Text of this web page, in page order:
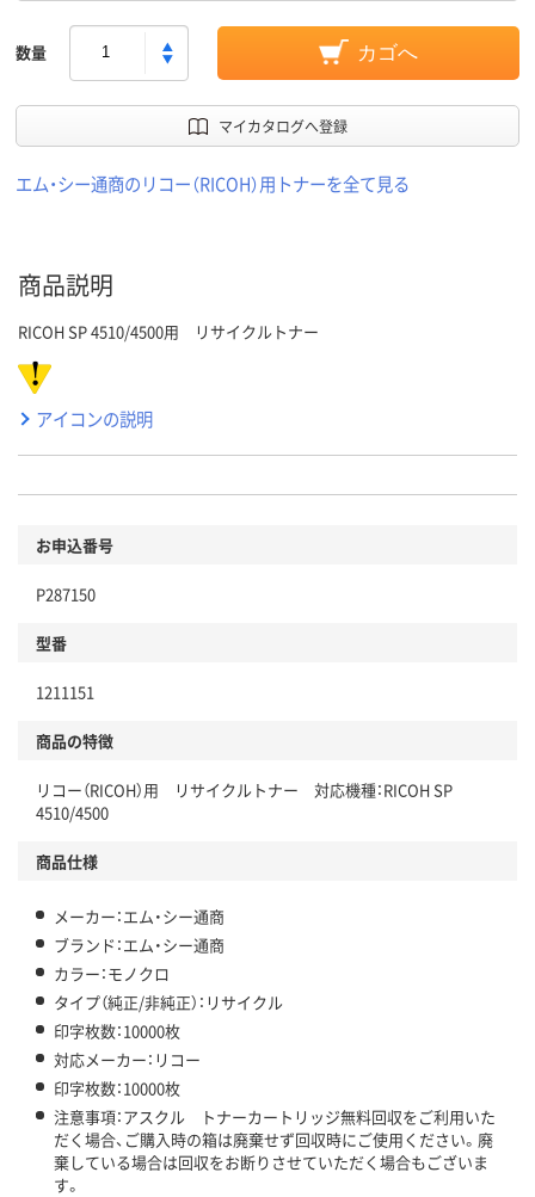
数量 カゴへ
マイカタログへ登録
エム・シー通商のリコー（RICOH）用トナーを全て見る
商品説明
RICOH SP 4510/4500用 リサイクルトナー
アイコンの説明
お申込番号
P287150
型番
1211151
商品の特徴
リコー（RICOH）用 リサイクルトナー 対応機種：RICOH SP
4510/4500
商品仕様
メーカー：エム・シー通商
ブランド：エム・シー通商
カラー：モノクロ
タイプ（純正/非純正）：リサイクル
印字枚数：10000枚
対応メーカー：リコー
印字枚数：10000枚
注意事項：アスクル トナーカートリッジ無料回収をご利用いた
だく場合、ご購入時の箱は廃棄せず回収時にご使用ください。廃
棄している場合は回収をお断りさせていただく場合もございま
す。